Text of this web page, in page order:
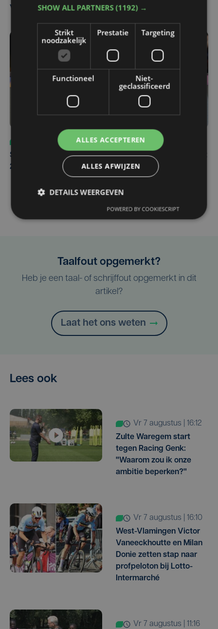
Ventoux
za 8 augustus | 12:42
Spaanse aanvaller zet handtekening onder contract tot
2031 bij Club Brugge
Taalfout opgemerkt?
Heb je een taal- of schrijffout opgemerkt in dit
artikel?
Laat het ons weten
Lees ook
vr 7 augustus | 16:12
Zulte Waregem start
tegen Racing Genk:
"Waarom zou ik onze
ambitie beperken?"
vr 7 augustus | 16:10
West-Vlamingen Victor
Vaneeckhoutte en Milan
Donie zetten stap naar
profpeloton bij Lotto-
Intermarché
vr 7 augustus | 11:16
SHOW ALL PARTNERS(1192) →
Strikt
noodzakelijk
Prestatie Targeting
Functioneel
Niet-
geclassificeerd
ALLES ACCEPTEREN
ALLES AFWIJZEN
DETAILS WEERGEVEN
POWERED BY COOKIESCRIPT